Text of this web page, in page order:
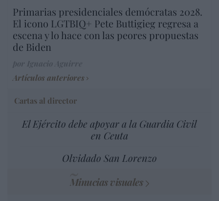
Primarias presidenciales demócratas 2028.
El icono LGTBIQ+ Pete Buttigieg regresa a
escena y lo hace con las peores propuestas
de Biden
Artículos anteriores
Cartas al director
El Ejército debe apoyar a la Guardia Civil
en Ceuta
Olvidado San Lorenzo
Minucias visuales